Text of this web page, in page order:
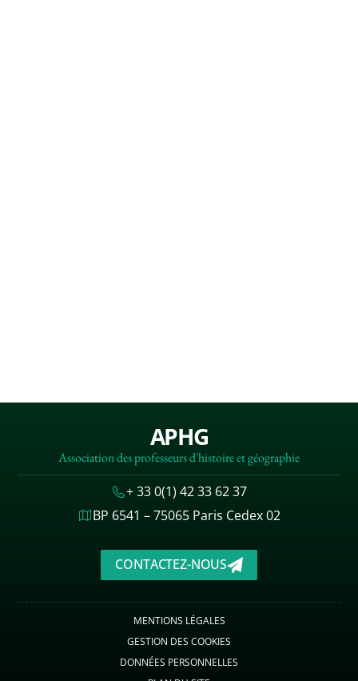
APHG
Association des professeurs d'histoire et géographie
+ 33 0(1) 42 33 62 37
BP 6541 – 75065 Paris Cedex 02
CONTACTEZ-NOUS
MENTIONS LÉGALES
GESTION DES COOKIES
DONNÉES PERSONNELLES